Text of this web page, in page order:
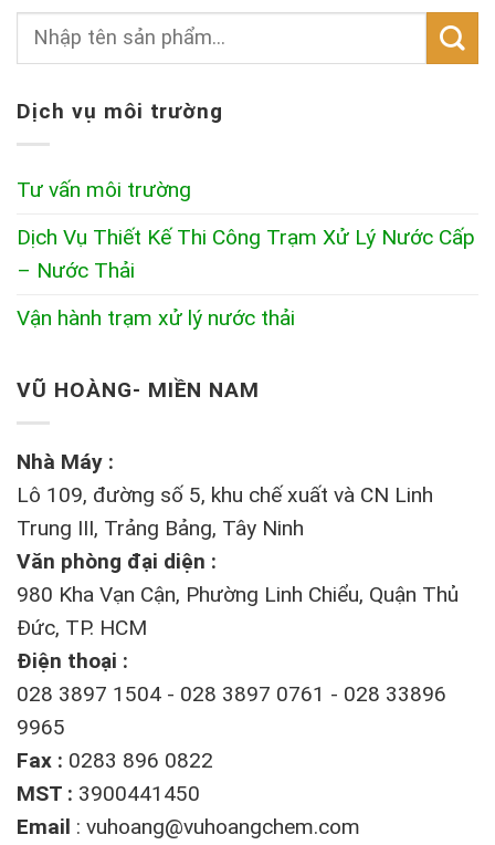
Dịch vụ môi trường
Tư vấn môi trường
Dịch Vụ Thiết Kế Thi Công Trạm Xử Lý Nước Cấp
– Nước Thải
Vận hành trạm xử lý nước thải
VŨ HOÀNG- MIỀN NAM
Nhà Máy :
Lô 109, đường số 5, khu chế xuất và CN Linh
Trung III, Trảng Bảng, Tây Ninh
Văn phòng đại diện :
980 Kha Vạn Cận, Phường Linh Chiểu, Quận Thủ
Đức, TP. HCM
Điện thoại :
028 3897 1504 - 028 3897 0761 - 028 33896
9965
Fax : 0283 896 0822
MST : 3900441450
Email : vuhoang@vuhoangchem.com